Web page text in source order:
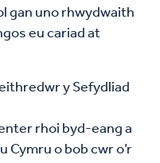
gan uno rhwydwaith
eu cariad at
y Sefydliad
rhoi byd-eang a
Cymru o bob cwr o’r